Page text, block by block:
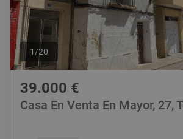
1 /20
39.000 €
Casa En Venta En Mayor, 27,